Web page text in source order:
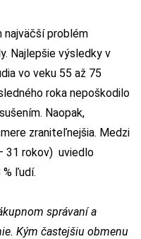
najväčší problém
Najlepšie výsledky v
vo veku 55 až 75
roka nepoškodilo
Naopak,
zraniteľnejšia. Medzi
31 rokov) uviedlo
ľudí.
správaní a
Kým častejšiu obmenu